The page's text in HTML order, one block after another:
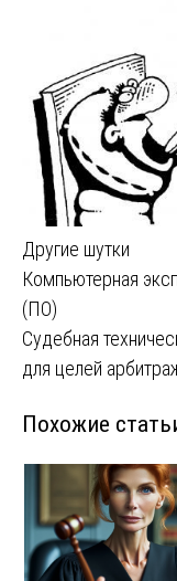
Другие шутки
Навигация
по
записям
Компьютерная
(ПО)
Судебная
для целей
Похожие